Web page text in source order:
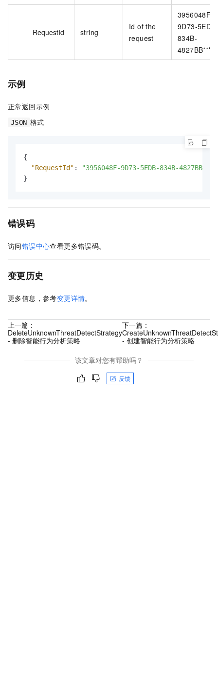
RequestId string
Id of the
request
3956048F-
9D73-
834B-
示例
正常返回示例
JSON 格式
{
"RequestId" :
"3956048F-9D73-5EDB-834B-
}
错误码
访问错误中心查看更多错误码。
变更历史
更多信息，参考变更详情。
上一篇：
DeleteUnknownThreatDetectStrategy
- 删除智能行为分析策略
下一篇：
- 创建智能行为分析策略
该文章对您有帮助吗？
反馈